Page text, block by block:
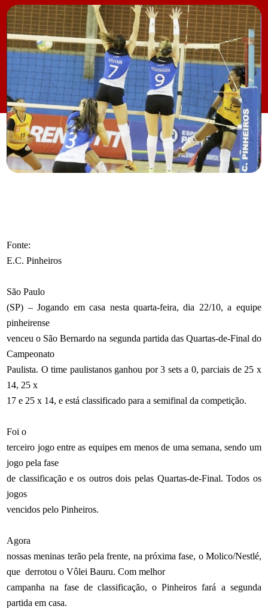
Fonte:
E.C. Pinheiros
São Paulo
(SP) – Jogando em casa nesta quarta-feira, dia 22/10, a equipe
pinheirense
venceu o São Bernardo na segunda partida das Quartas-de-Final do
Campeonato
Paulista. O time paulistanos ganhou por 3 sets a 0, parciais de 25 x
14, 25 x
17 e 25 x 14, e está classificado para a semifinal da competição.
Foi o
terceiro jogo entre as equipes em menos de uma semana, sendo um
jogo pela fase
de classificação e os outros dois pelas Quartas-de-Final. Todos os
jogos
vencidos pelo Pinheiros.
Agora
nossas meninas terão pela frente, na próxima fase, o Molico/Nestlé,
que derrotou o Vôlei Bauru. Com melhor
campanha na fase de classificação, o Pinheiros fará a segunda
partida em casa.